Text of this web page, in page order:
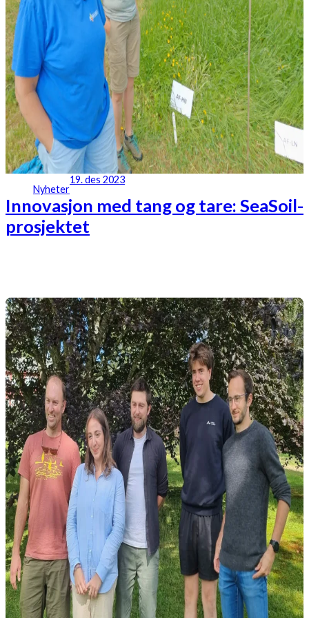
Nyheter
19. des 2023
Innovasjon med tang og tare: SeaSoil-
prosjektet